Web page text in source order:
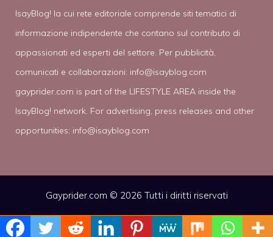
IsayBlog! la cui rete editoriale comprende siti tematici di
informazione indipendente che contano sul contributo di
appassionati ed esperti del settore. Per pubblicità,
comunicati e collaborazioni: info@isayblog.com
gayprider.com is part of the LIFESTYLE AREA inside the
IsayBlog! network. For advertising, press releases and other
opportunities: info@isayblog.com
Gayprider.com © 2026 Tutti i diritti riservati